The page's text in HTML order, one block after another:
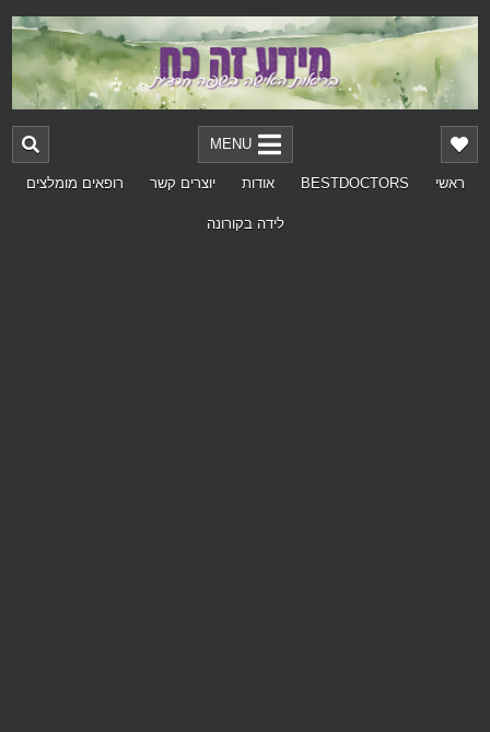
MENU
ראשי BESTDOCTORS אודות יוצרים קשר רופאים מומלצים
לידה בקורונה